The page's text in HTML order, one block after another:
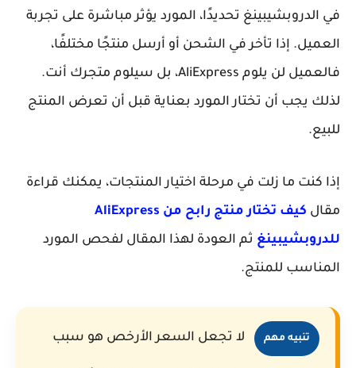
في الدروبشيبينغ تحديدًا، المورد يؤثر مباشرة على تجربة
العميل. إذا تأخر في الشحن أو أرسل منتجًا مختلفًا،
فالعميل لن يلوم AliExpress، بل سيلوم متجرك أنت.
لذلك يجب أن تختار المورد بعناية قبل أن تعرض المنتج
للبيع.
إذا كنت ما زلت في مرحلة اختيار المنتجات، يمكنك قراءة
مقال
كيف تختار منتج رابح من AliExpress
للدروبشيبينغ ثم العودة لهذا المقال لفحص المورد
المناسب للمنتج.
تنبيه مهم لا تجعل السعر الأرخص هو سبب